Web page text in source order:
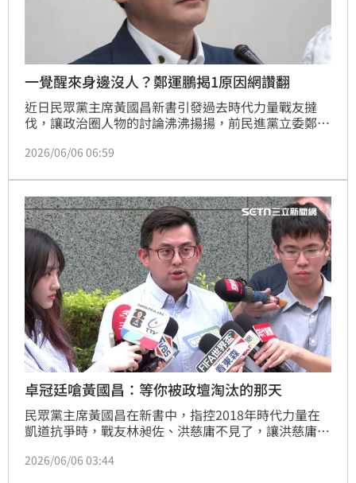
一覺醒來身邊沒人？鄭運鵬揭1原因網讚翻
近日民眾黨主席黃國昌新書引發過去時代力量戰友撻
伐，讓政治圈人物的討論沸沸揚揚，前民進黨立委鄭運
2026/06/06 06:59
卓冠廷嗆黃國昌：等你被政壇淘汰的那天
民眾黨主席黃國昌在新書中，指控2018年時代力量在
凱道抗爭時，戰友林昶佐、洪慈庸不見了，讓洪慈庸丈
庸剛歷經小產仍陪著，結果卻被黃國昌說成叛徒。但黃
2026/06/06 03:44